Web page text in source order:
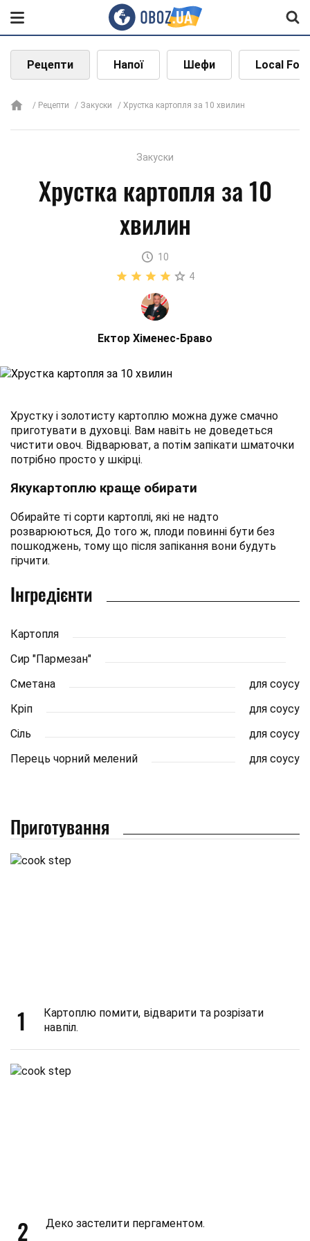
Рецепти Напої Шефи Local
Рецепти Закуски Хрустка картопля за 10 хвилин
Закуски
Хрустка картопля за 10
хвилин
10
4
Ектор Хіменес-Браво
Хрустку і золотисту картоплю можна дуже смачно
приготувати в духовці. Вам навіть не доведеться
чистити овоч. Відварюват, а потім запікати шматочки
потрібно просто у шкірці.
Якукартоплю краще обирати
Обирайте ті сорти картоплі, які не надто
розварюються, До того ж, плоди повинні бути без
пошкоджень, тому що після запікання вони будуть
гірчити.
Інгредієнти
Картопля
Сир "Пармезан"
Сметана
для соусу
Кріп
для соусу
Сіль
для соусу
Перець чорний мелений
для соусу
Приготування
1
Картоплю помити, відварити та розрізати
навпіл.
2 Деко застелити пергаментом.